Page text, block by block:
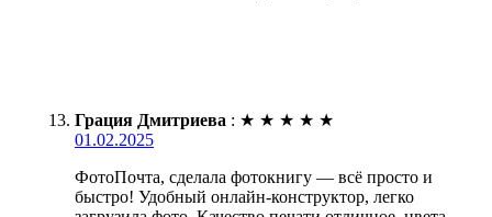
Грация Дмитриева : ★ ★ ★ ★ ★
01.02.2025
ФотоПочта, сделала фотокнигу — всё просто и
быстро! Удобный онлайн-конструктор, легко